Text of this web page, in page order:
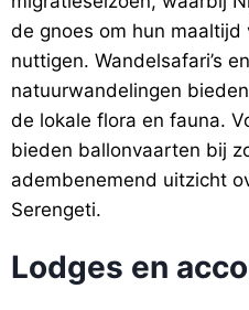
de gnoes om hun maaltijd
nuttigen. Wandelsafari’s
natuurwandelingen
de lokale flora en fauna.
bieden ballonvaarten bij
adembenemend uitzicht
Serengeti.
Lodges en